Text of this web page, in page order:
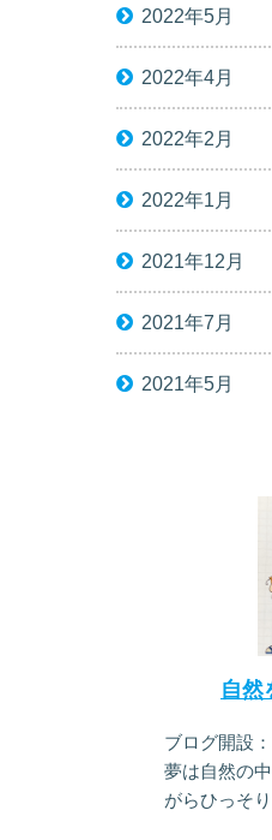
2022年5月
2022年4月
2022年2月
2022年1月
2021年12月
2021年7月
2021年5月
自然
ブログ開設
夢は自然の
がらひっそ